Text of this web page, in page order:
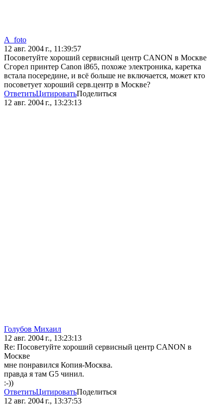
A_foto
12 авг. 2004 г., 11:39:57
Посоветуйте хороший сервисный центр CANON в Москве
Сгорел принтер Canon i865, похоже электроника, каретка
встала посередине, и всё больше не включается, может кто
посоветует хороший серв.центр в Москве?
ОтветитьЦитироватьПоделиться
12 авг. 2004 г., 13:23:13
Голубов Михаил
12 авг. 2004 г., 13:23:13
Re: Посоветуйте хороший сервисный центр CANON в
Москве
мне понравился Копия-Москва.
правда я там G5 чинил.
:-))
ОтветитьЦитироватьПоделиться
12 авг. 2004 г., 13:37:53